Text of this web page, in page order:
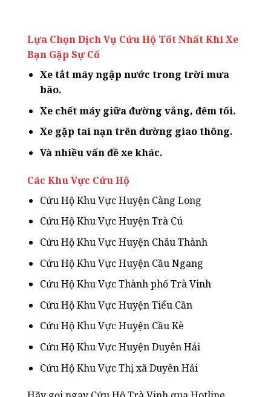
Lựa Chọn Dịch Vụ Cứu Hộ Tốt Nhất Khi Xe
Bạn Gặp Sự Cố
Xe tắt máy ngập nước trong trời mưa
bão.
Xe chết máy giữa đường vắng, đêm tối.
Xe gặp tai nạn trên đường giao thông.
Và nhiều vấn đề xe khác.
Các Khu Vực Cứu Hộ
Cứu Hộ Khu Vực Huyện Càng Long
Cứu Hộ Khu Vực Huyện Trà Cú
Cứu Hộ Khu Vực Huyện Châu Thành
Cứu Hộ Khu Vực Huyện Cầu Ngang
Cứu Hộ Khu Vực Thành phố Trà Vinh
Cứu Hộ Khu Vực Huyện Tiểu Cần
Cứu Hộ Khu Vực Huyện Cầu Kè
Cứu Hộ Khu Vực Huyện Duyên Hải
Cứu Hộ Khu Vực Thị xã Duyên Hải